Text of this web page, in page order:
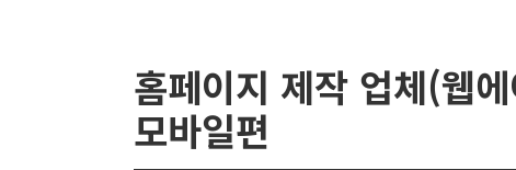
홈페이지 제작 업체(웹
모바일편